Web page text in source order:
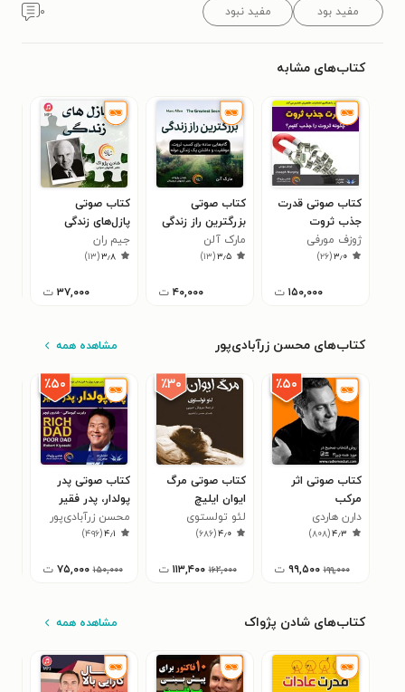
مفید بود مفید نبود ۰
کتاب‌های مشابه
کتاب صوتی قدرت
جذب ثروت
ژوزف مورفی
۳٫۰(۲۶)
۱۵۰,۰۰۰ ت
کتاب صوتی
بزرگترین راز زندگی
مارک آلن
۳٫۵(۱۳)
۴۰,۰۰۰ ت
کتاب صوتی
پازل‌های زندگی
جیم ران
۳٫۸(۱۳)
۳۷,۰۰۰ ت
کتاب‌های محسن زرآبادی‌پور مشاهده همه
٪۵۰
کتاب صوتی اثر
مرکب
دارن هاردی
۴٫۳(۸۰۸)
۱۹۹,۰۰۰ ۹۹,۵۰۰ ت
٪۳۰
کتاب صوتی مرگ
ایوان ایلیچ
لئو تولستوی
۴٫۰(۶۸۶)
۱۶۲,۰۰۰ ۱۱۳,۴۰۰ ت
٪۵۰
کتاب صوتی پدر
پولدار، پدر فقیر
محسن زرآبادی‌پور
۴٫۱(۴۹۶)
۱۵۰,۰۰۰ ۷۵,۰۰۰ ت
کتاب‌های شادن پژواک مشاهده همه